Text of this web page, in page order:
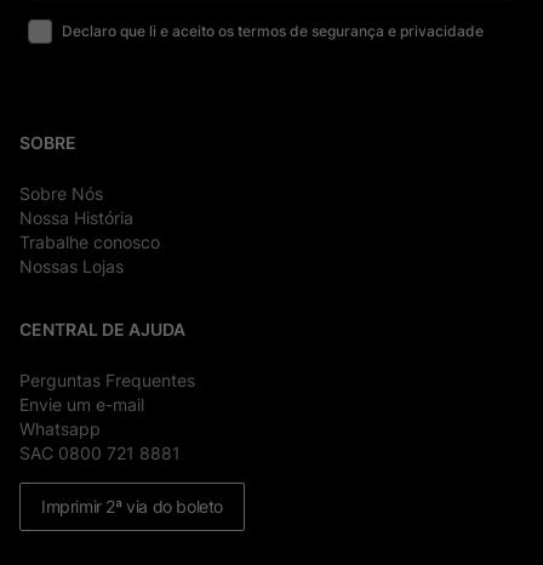
Declaro que li e aceito os termos de segurança e privacidade
SOBRE
Sobre Nós
Nossa História
Trabalhe conosco
Nossas Lojas
CENTRAL DE AJUDA
Perguntas Frequentes
Envie um e-mail
Whatsapp
SAC 0800 721 8881
Imprimir 2ª via do boleto